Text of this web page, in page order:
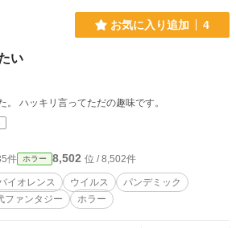
お気に入り追加 4
い
。 ハッキリ言ってただの趣味です。
件 ホラー 8,502 位 / 8,502件
イオレンス ウイルス
パンデミック
ファンタジー ホラー